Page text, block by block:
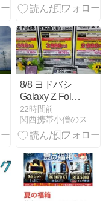
人気色・後悔
を解説
8/8 ヨドバシ
Galaxy Z Fold
8・ Z Fold8
Ultra・Z Flip8
情報
22時間前
関西携帯小僧のスマホMNP機種変更情報！